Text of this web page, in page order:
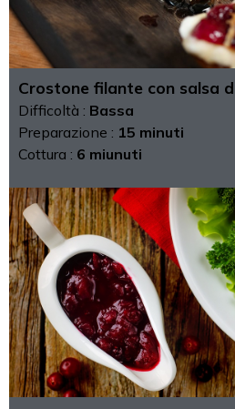
Crostone filante con salsa
Difficoltà : Bassa
Preparazione : 15 minuti
Cottura : 6 miunuti